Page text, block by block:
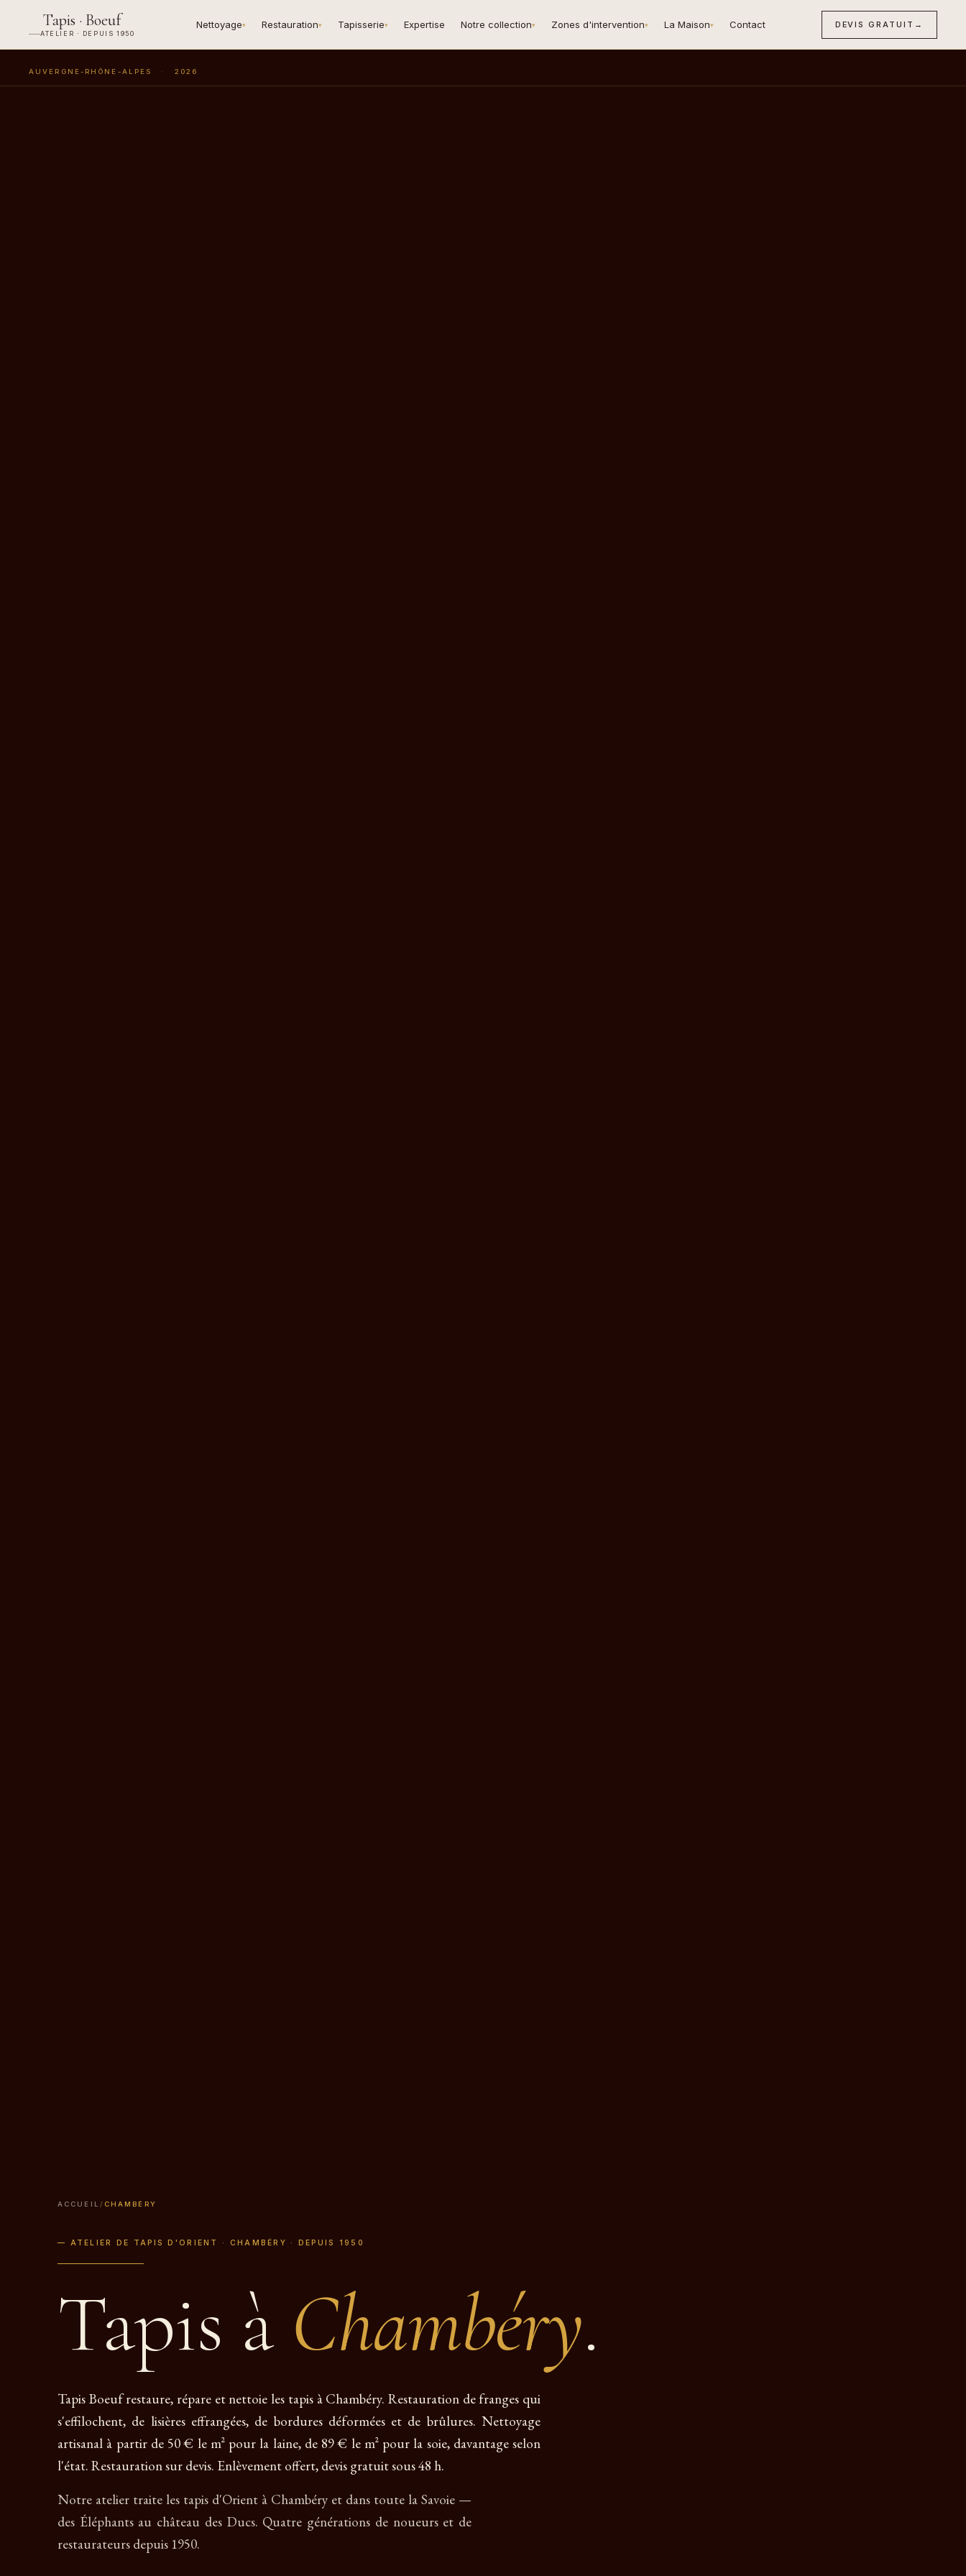
Tapis · Boeuf
ATELIER · DEPUIS 1950
Nettoyage▾ Restauration▾ Tapisserie▾ Expertise Notre collection▾ Zones d'intervention▾ La Maison▾ Contact DEVIS GRATUIT →
AUVERGNE-RHÔNE-ALPES · 2026
ACCUEIL / CHAMBÉRY
— ATELIER DE TAPIS D'ORIENT · CHAMBÉRY · DEPUIS 1950
Tapis à Chambéry.
Tapis Boeuf restaure, répare et nettoie les tapis à Chambéry. Restauration de franges qui
s'effilochent, de lisières effrangées, de bordures déformées et de brûlures. Nettoyage
artisanal à partir de 50 € le m² pour la laine, de 89 € le m² pour la soie, davantage selon
l'état. Restauration sur devis. Enlèvement offert, devis gratuit sous 48 h.
Notre atelier traite les tapis d'Orient à Chambéry et dans toute la Savoie —
des Éléphants au château des Ducs. Quatre générations de noueurs et de
restaurateurs depuis 1950.